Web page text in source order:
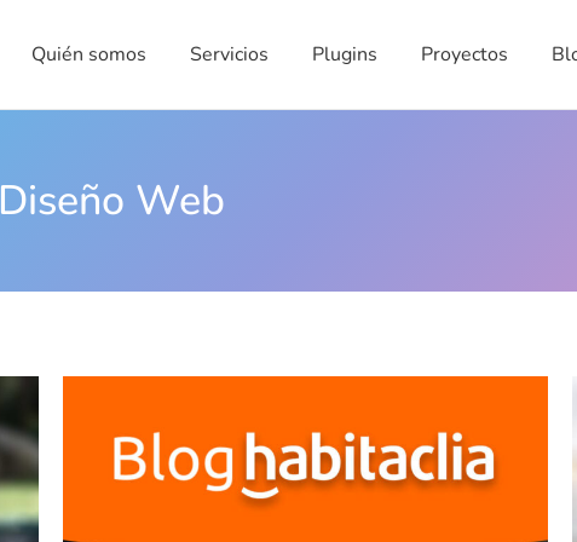
Quién somos Servicios Plugins Proyectos
Diseño Web